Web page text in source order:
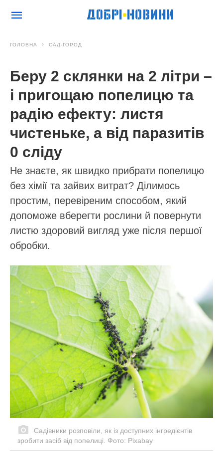
ГОЛОВНА САД-ГОРОД
Беру 2 склянки на 2 літри –
і пригощаю попелицю та
радію ефекту: листя
чистеньке, а від паразитів
0 сліду
Не знаєте, як швидко прибрати попелицю
без хімії та зайвих витрат? Ділимось
простим, перевіреним способом, який
допоможе вберегти рослини й повернути
листю здоровий вигляд уже після першої
обробки.
Садівники розповіли, як із доступних інгредієнтів
зробити засіб від попелиці. Фото: Pixabay